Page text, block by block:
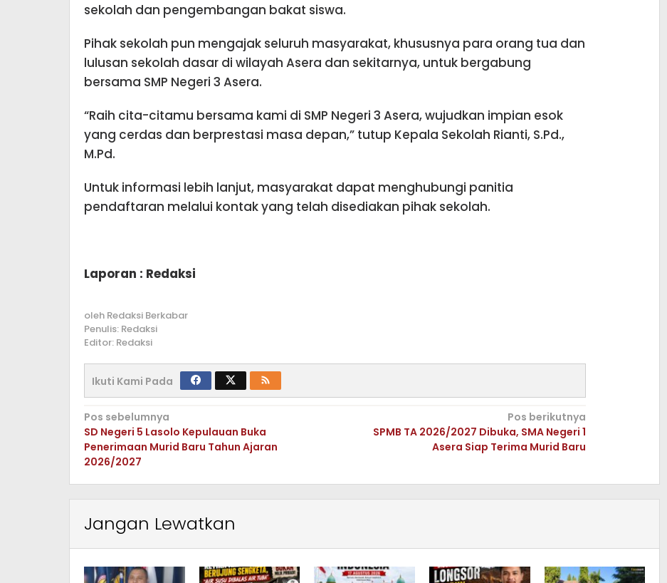
sekolah dan pengembangan bakat siswa.
Pihak sekolah pun mengajak seluruh masyarakat, khususnya para orang tua dan
lulusan sekolah dasar di wilayah Asera dan sekitarnya, untuk bergabung
bersama SMP Negeri 3 Asera.
“Raih cita-citamu bersama kami di SMP Negeri 3 Asera, wujudkan impian esok
yang cerdas dan berprestasi masa depan,” tutup Kepala Sekolah Rianti, S.Pd.,
M.Pd.
Untuk informasi lebih lanjut, masyarakat dapat menghubungi panitia
pendaftaran melalui kontak yang telah disediakan pihak sekolah.
Laporan : Redaksi
oleh Redaksi Berkabar
Penulis: Redaksi
Editor: Redaksi
Ikuti Kami Pada
Navigasi
pos
Pos sebelumnya
SD Negeri 5 Lasolo Kepulauan Buka
Penerimaan Murid Baru Tahun Ajaran
2026/2027
Pos berikutnya
SPMB TA 2026/2027 Dibuka, SMA Negeri 1
Asera Siap Terima Murid Baru
Jangan Lewatkan